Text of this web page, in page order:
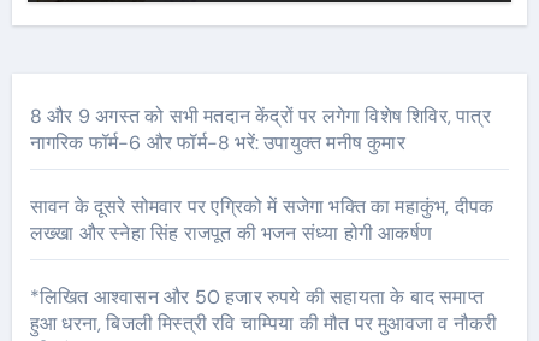
8 और 9 अगस्त को सभी मतदान केंद्रों पर लगेगा विशेष शिविर, पात्र
नागरिक फॉर्म-6 और फॉर्म-8 भरें: उपायुक्त मनीष कुमार
सावन के दूसरे सोमवार पर एग्रिको में सजेगा भक्ति का महाकुंभ, दीपक
लख्खा और स्नेहा सिंह राजपूत की भजन संध्या होगी आकर्षण
*लिखित आश्वासन और 50 हजार रुपये की सहायता के बाद समाप्त
हुआ धरना, बिजली मिस्त्री रवि चाम्पिया की मौत पर मुआवजा व नौकरी